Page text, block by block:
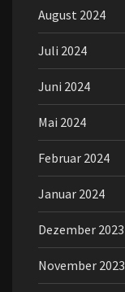
August 2024
Juli 2024
Juni 2024
Mai 2024
Februar 2024
Januar 2024
Dezember 2023
November 2023